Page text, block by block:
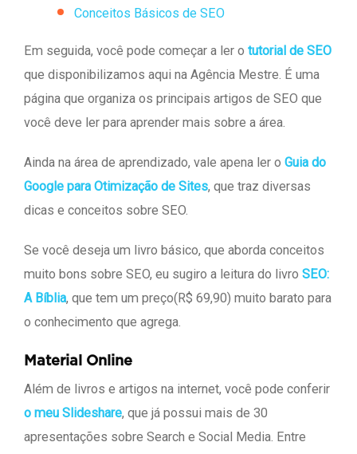
Conceitos Básicos de SEO
Em seguida, você pode começar a ler o tutorial de SEO
que disponibilizamos aqui na Agência Mestre. É uma
página que organiza os principais artigos de SEO que
você deve ler para aprender mais sobre a área.
Ainda na área de aprendizado, vale apena ler o Guia do
Google para Otimização de Sites, que traz diversas
dicas e conceitos sobre SEO.
Se você deseja um livro básico, que aborda conceitos
muito bons sobre SEO, eu sugiro a leitura do livro SEO:
A Bíblia, que tem um preço(R$ 69,90) muito barato para
o conhecimento que agrega.
Material Online
Além de livros e artigos na internet, você pode conferir
o meu Slideshare, que já possui mais de 30
apresentações sobre Search e Social Media. Entre